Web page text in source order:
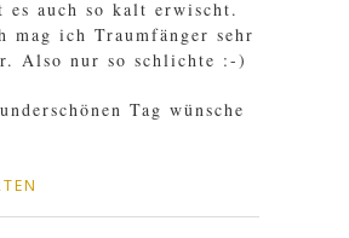
es auch so kalt erwischt.
mag ich Traumfänger sehr
Also nur so schlichte :-)
Tag wünsche